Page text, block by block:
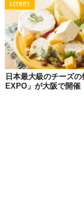
https://insect-
■自然教育絵本
https://insect-
■草花と昆虫の
https://
この
ACTIVITY
日本最大級のチーズ
EXPO」が大阪で開催